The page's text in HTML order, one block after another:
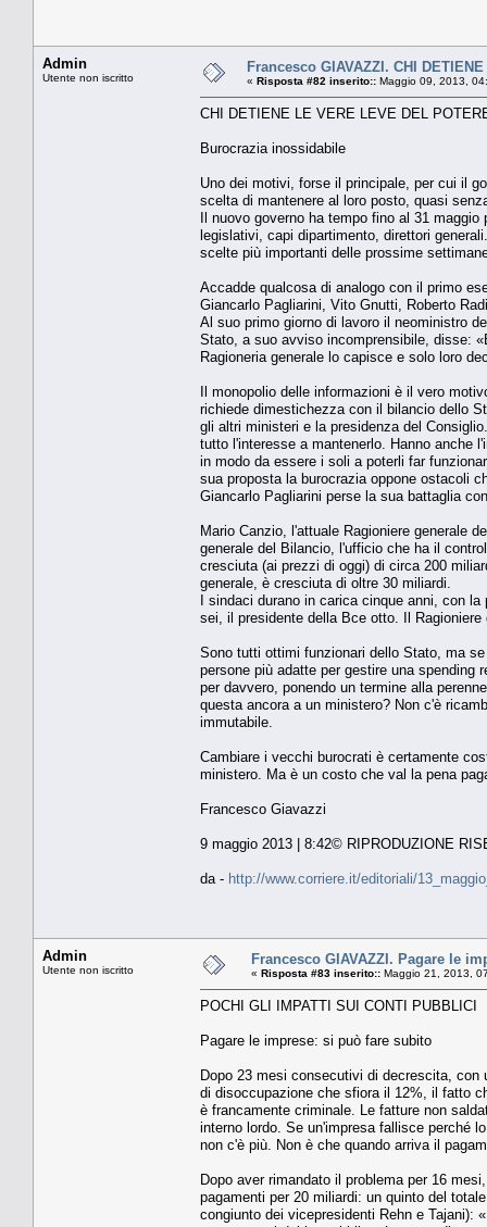
Admin
Utente non iscritto
Francesco GIAVAZZI. CHI
« Risposta #82 inserito:: Maggio 09, 2013,
CHI DETIENE LE VERE LEVE DEL
Burocrazia inossidabile
Uno dei motivi, forse il principale, per cui il
scelta di mantenere al loro posto, quasi
Il nuovo governo ha tempo fino al 31
legislativi, capi dipartimento, direttori
scelte più importanti delle prossime
Accadde qualcosa di analogo con il primo
Giancarlo Pagliarini, Vito Gnutti, Roberto
Al suo primo giorno di lavoro il neoministro
Stato, a suo avviso incomprensibile, disse:
Ragioneria generale lo capisce e solo loro
Il monopolio delle informazioni è il vero
richiede dimestichezza con il bilancio dello
gli altri ministeri e la presidenza del
tutto l'interesse a mantenerlo. Hanno anche
in modo da essere i soli a poterli far
sua proposta la burocrazia oppone ostacoli
Giancarlo Pagliarini perse la sua battaglia
Mario Canzio, l'attuale Ragioniere generale
generale del Bilancio, l'ufficio che ha il
cresciuta (ai prezzi di oggi) di circa 200
generale, è cresciuta di oltre 30 miliardi.
I sindaci durano in carica cinque anni, con
sei, il presidente della Bce otto. Il
Sono tutti ottimi funzionari dello Stato, ma
persone più adatte per gestire una spending
per davvero, ponendo un termine alla
questa ancora a un ministero? Non c'è
immutabile.
Cambiare i vecchi burocrati è certamente
ministero. Ma è un costo che val la pena
Francesco Giavazzi
9 maggio 2013 | 8:42© RIPRODUZIONE
da - http://www.corriere.it/editoriali/
Admin
Utente non iscritto
Francesco GIAVAZZI. Pagare le
« Risposta #83 inserito:: Maggio 21, 2013,
POCHI GLI IMPATTI SUI CONTI PUBBLICI
Pagare le imprese: si può fare subito
Dopo 23 mesi consecutivi di decrescita,
di disoccupazione che sfiora il 12%, il fatto
è francamente criminale. Le fatture non
interno lordo. Se un'impresa fallisce perché
non c'è più. Non è che quando arriva il
Dopo aver rimandato il problema per 16
pagamenti per 20 miliardi: un quinto del
congiunto dei vicepresidenti Rehn e Tajani):